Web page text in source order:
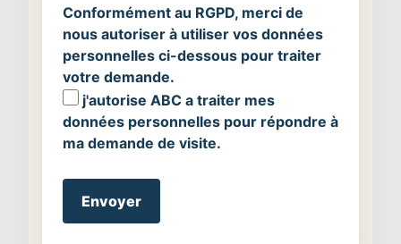
Conformément au RGPD, merci de
nous autoriser à utiliser vos données
personnelles ci-dessous pour traiter
votre demande.
j'autorise ABC a traiter mes
données personnelles pour répondre à
ma demande de visite.